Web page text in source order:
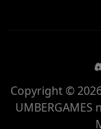
Copyright ©